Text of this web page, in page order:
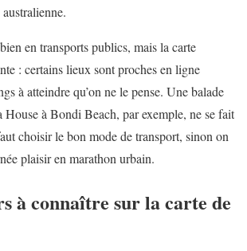
en transports publics, mais la carte
: certains lieux sont proches en ligne
à atteindre qu’on ne le pense. Une balade
House à Bondi Beach, par exemple, ne se fait
choisir le bon mode de transport, sinon on
plaisir en marathon urbain.
à connaître sur la carte de